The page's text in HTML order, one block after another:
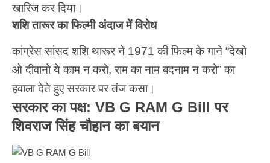
खारिज कर दिया।
शशि तारूर का फिल्मी अंदाज में विरोध
कांग्रेस सांसद शशि थारूर ने 1971 की फिल्म के गाने “देखो
ओ दीवानो ये काम न करो, राम का नाम बदनाम न करो” का
हवाला देते हुए सरकार पर तंज कसा।
सरकार का पक्ष: VB G RAM G Bill पर
शिवराज सिंह चौहान का बयान